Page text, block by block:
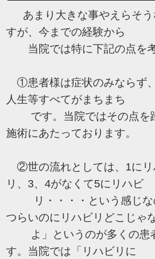
あまり大きな事やえらそう
すが、今までの経験から
当院では特に下記の点を考
①患者様は症状のみならず、
人生等すべてがまちまち
です。当院ではその点を踏
施術にあたっております。
②世の流れとしては、1にリ
リ、3、4がなくて5にリハビ
リ・・・・という感じな
つらいのにリハビリどこじゃ
よ」というのが多くの患
す。当院では「リハビリに